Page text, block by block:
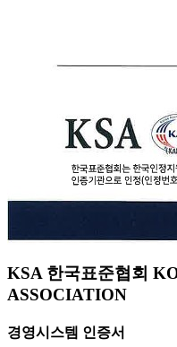
KSA 한국표준협회
ASSOCIATION
경영시스템 인증서